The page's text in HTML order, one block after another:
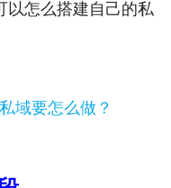
以怎么搭建自己的私